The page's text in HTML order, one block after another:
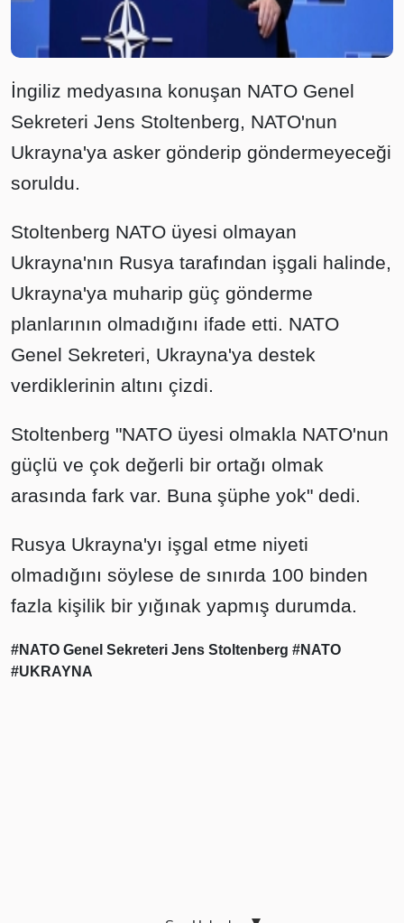
İngiliz medyasına konuşan NATO Genel
Sekreteri Jens Stoltenberg, NATO'nun
Ukrayna'ya asker gönderip göndermeyeceği
soruldu.
Stoltenberg NATO üyesi olmayan
Ukrayna'nın Rusya tarafından işgali halinde,
Ukrayna'ya muharip güç gönderme
planlarının olmadığını ifade etti. NATO
Genel Sekreteri, Ukrayna'ya destek
verdiklerinin altını çizdi.
Stoltenberg "NATO üyesi olmakla NATO'nun
güçlü ve çok değerli bir ortağı olmak
arasında fark var. Buna şüphe yok" dedi.
Rusya Ukrayna'yı işgal etme niyeti
olmadığını söylese de sınırda 100 binden
fazla kişilik bir yığınak yapmış durumda.
#NATO Genel Sekreteri Jens Stoltenberg #NATO
#UKRAYNA